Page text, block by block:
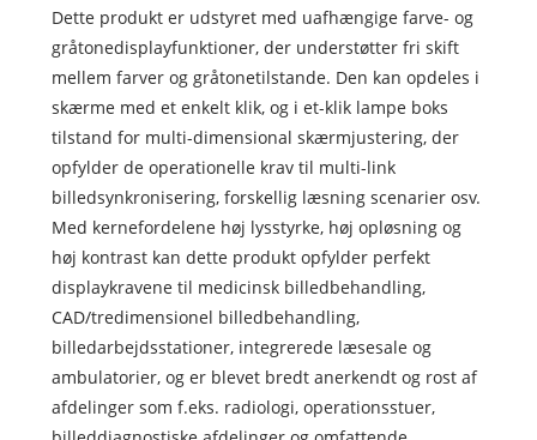
Dette produkt er udstyret med uafhængige farve- og
gråtonedisplayfunktioner, der understøtter fri skift
mellem farver og gråtonetilstande. Den kan opdeles i
skærme med et enkelt klik, og i et-klik lampe boks
tilstand for multi-dimensional skærmjustering, der
opfylder de operationelle krav til multi-link
billedsynkronisering, forskellig læsning scenarier osv.
Med kernefordelene høj lysstyrke, høj opløsning og
høj kontrast kan dette produkt opfylder perfekt
displaykravene til medicinsk billedbehandling,
CAD/tredimensionel billedbehandling,
billedarbejdsstationer, integrerede læsesale og
ambulatorier, og er blevet bredt anerkendt og rost af
afdelinger som f.eks. radiologi, operationsstuer,